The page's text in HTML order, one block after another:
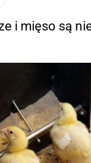
i mięso są